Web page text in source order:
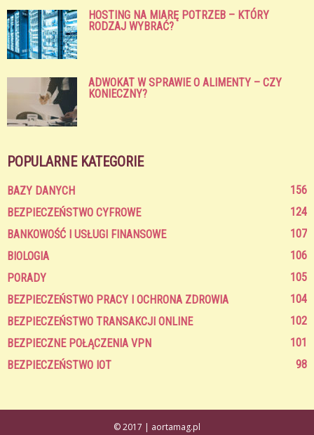
HOSTING NA MIARĘ POTRZEB – KTÓRY
RODZAJ WYBRAĆ?
ADWOKAT W SPRAWIE O ALIMENTY – CZY
KONIECZNY?
POPULARNE KATEGORIE
BAZY DANYCH
156
BEZPIECZEŃSTWO CYFROWE
124
BANKOWOŚĆ I USŁUGI FINANSOWE
107
BIOLOGIA
106
PORADY
105
BEZPIECZEŃSTWO PRACY I OCHRONA ZDROWIA
104
BEZPIECZEŃSTWO TRANSAKCJI ONLINE
102
BEZPIECZNE POŁĄCZENIA VPN
101
BEZPIECZEŃSTWO IOT
98
© 2017 | aortamag.pl